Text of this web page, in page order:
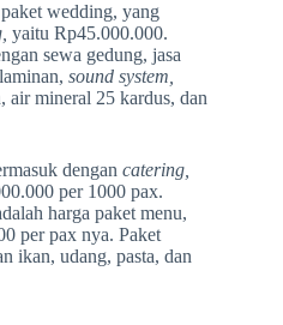
wedding, yang
yaitu Rp45.000.000.
sewa gedung, jasa
sound system,
air mineral 25 kardus, dan
dengan catering,
per 1000 pax.
harga paket menu,
per pax nya. Paket
ikan, udang, pasta, dan